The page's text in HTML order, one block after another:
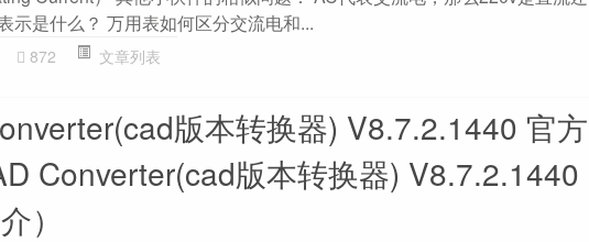
示是什么？ 万用表如何区分交流电和...
872 文章列表
版本转换器) V8.7.2.1440 官方
Converter(cad版本转换器) V8.7.2.1440
）